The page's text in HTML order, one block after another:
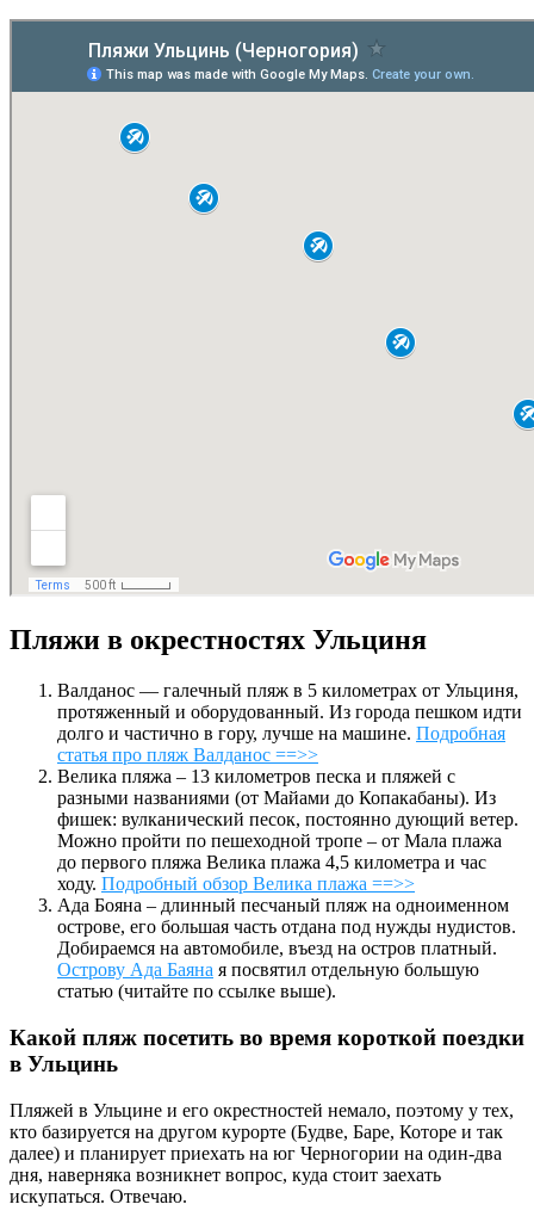
Пляжи в окрестностях Ульциня
Валданос — галечный пляж в 5 километрах от Ульциня,
протяженный и оборудованный. Из города пешком идти
долго и частично в гору, лучше на машине. Подробная
статья про пляж Валданос ==>>
Велика пляжа – 13 километров песка и пляжей с
разными названиями (от Майами до Копакабаны). Из
фишек: вулканический песок, постоянно дующий ветер.
Можно пройти по пешеходной тропе – от Мала плажа
до первого пляжа Велика плажа 4,5 километра и час
ходу. Подробный обзор Велика плажа ==>>
Ада Бояна – длинный песчаный пляж на одноименном
острове, его большая часть отдана под нужды нудистов.
Добираемся на автомобиле, въезд на остров платный.
Острову Ада Баяна я посвятил отдельную большую
статью (читайте по ссылке выше).
Какой пляж посетить во время короткой поездки
в Ульцинь
Пляжей в Ульцине и его окрестностей немало, поэтому у тех,
кто базируется на другом курорте (Будве, Баре, Которе и так
далее) и планирует приехать на юг Черногории на один-два
дня, наверняка возникнет вопрос, куда стоит заехать
искупаться. Отвечаю.